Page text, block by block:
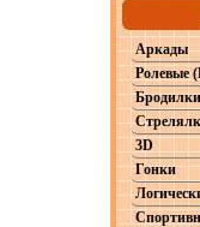
Аркады
Ролевые
3D
Гонки